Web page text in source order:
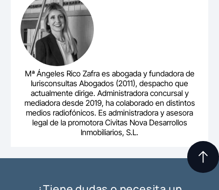
Mª Ángeles Rico Zafra es abogada y fundadora de
Iurisconsultas Abogados (2011), despacho que
actualmente dirige. Administradora concursal y
mediadora desde 2019, ha colaborado en distintos
medios radiofónicos. Es administradora y asesora
legal de la promotora Civitas Nova Desarrollos
Inmobiliarios, S.L.